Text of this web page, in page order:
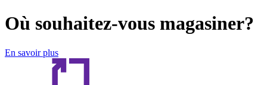
Où souhaitez-vous magasiner?
En savoir plus